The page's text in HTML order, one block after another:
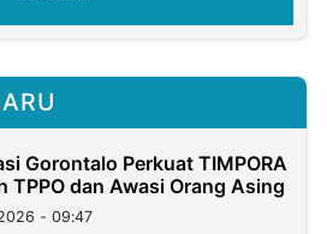
Gorontalo Perkuat TIMPORA
TPPO dan Awasi Orang Asing
- 09:47